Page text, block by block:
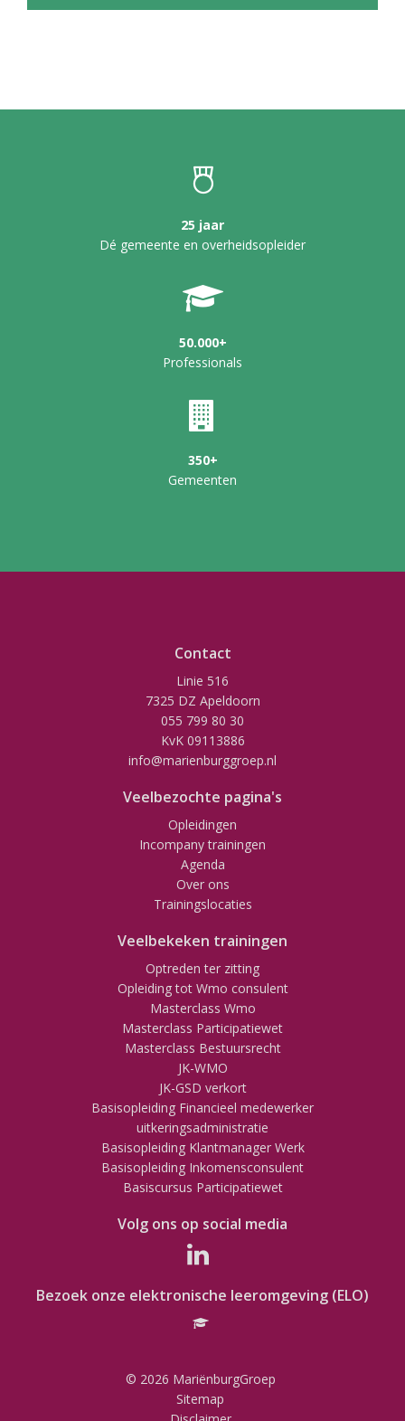
25 jaar
Dé gemeente en overheidsopleider
50.000+
Professionals
350+
Gemeenten
Contact
Linie 516
7325 DZ Apeldoorn
055 799 80 30
KvK 09113886
info@marienburggroep.nl
Veelbezochte pagina's
Opleidingen
Incompany trainingen
Agenda
Over ons
Trainingslocaties
Veelbekeken trainingen
Optreden ter zitting
Opleiding tot Wmo consulent
Masterclass Wmo
Masterclass Participatiewet
Masterclass Bestuursrecht
JK-WMO
JK-GSD verkort
Basisopleiding Financieel medewerker
uitkeringsadministratie
Basisopleiding Klantmanager Werk
Basisopleiding Inkomensconsulent
Basiscursus Participatiewet
Volg ons op social media
Bezoek onze elektronische leeromgeving (ELO)
© 2026 MariënburgGroep
Sitemap